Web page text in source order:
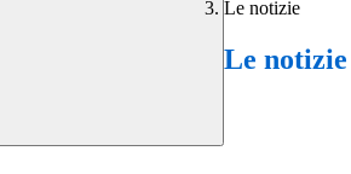
Le notizie
Le notizie